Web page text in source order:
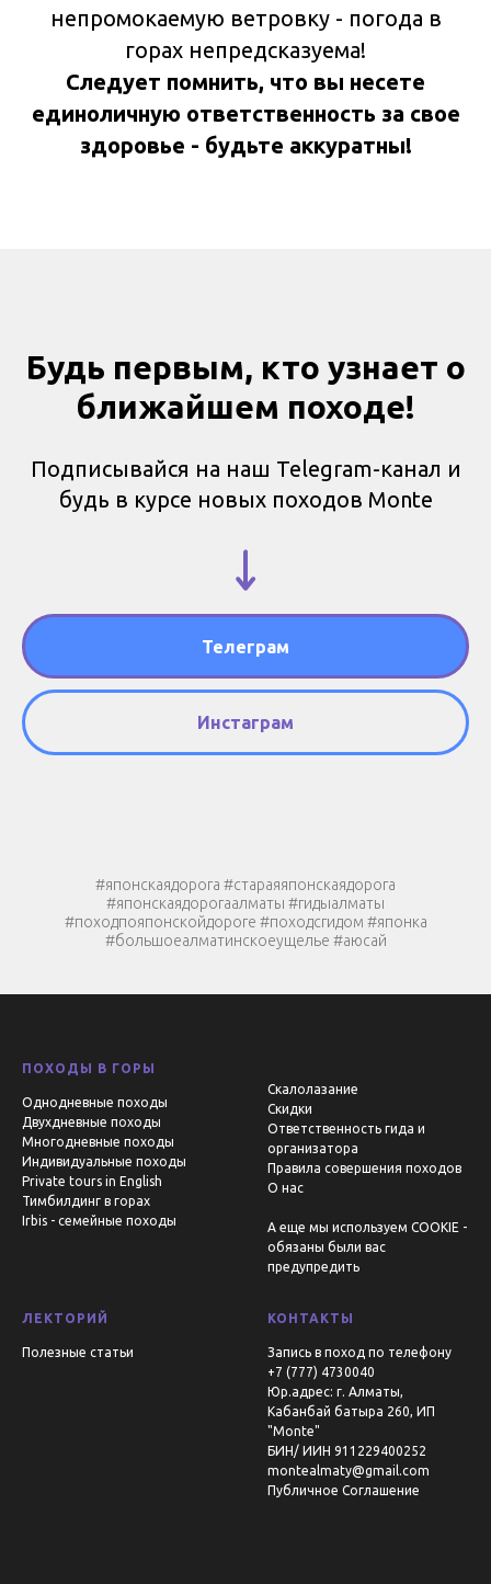
непромокаемую ветровку - погода в
горах непредсказуема!
Следует помнить, что вы несете
единоличную ответственность за свое
здоровье - будьте аккуратны!
Будь первым, кто узнает о
ближайшем походе!
Подписывайся на наш Telegram-канал и
будь в курсе новых походов Monte
Телеграм
Инстаграм
#японскаядорога #стараяяпонскаядорога
#японскаядорогаалматы #гидыалматы
#походпояпонскойдороге #походсгидом #японка
#большоеалматинскоеущелье #аюсай
ПОХОДЫ В ГОРЫ
Однодневные походы
Двухдневные походы
Многодневные походы
Индивидуальные походы
Private tours in English
Тимбилдинг в горах
Irbis - семейные походы
Скалолазание
Скидки
Ответственность гида и
организатора
Правила совершения походов
О нас
А еще мы используем COOKIE -
обязаны были вас
предупредить
ЛЕКТОРИЙ
Полезные статьи
КОНТАКТЫ
Запись в поход по телефону
+7 (777) 4730040
Юр.адрес: г. Алматы,
Кабанбай батыра 260, ИП
"Monte"
БИН/ ИИН 911229400252
montealmaty@gmail.com
Публичное Соглашение